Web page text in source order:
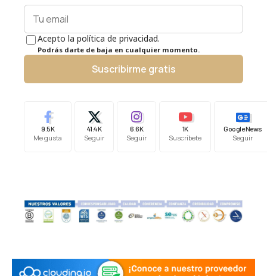
Acepto la política de privacidad.
Podrás darte de baja en cualquier momento.
Suscribirme gratis
9.5K
Me gusta
41.4K
Seguir
6.6K
Seguir
1K
Suscríbete
Google News
Seguir